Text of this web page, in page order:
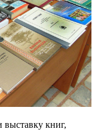
выставку книг,